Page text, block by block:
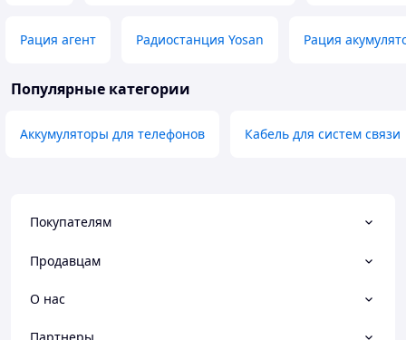
Рация агент Радиостанция Yosan Рация
Популярные категории
Аккумуляторы для телефонов Кабель для систем связи
Покупателям
Продавцам
О нас